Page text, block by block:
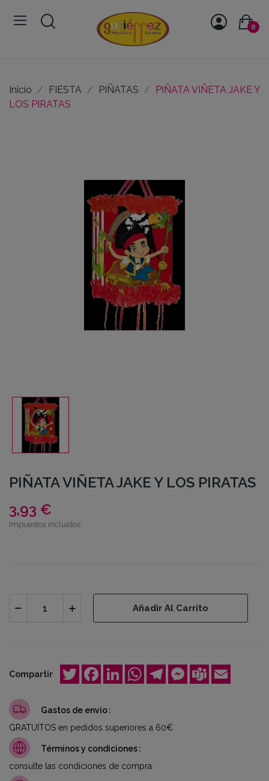
0
Inicio FIESTA PIÑATAS
PIÑATA VIÑETA JAKE Y
LOS PIRATAS
PIÑATA VIÑETA JAKE Y LOS PIRATAS
3,93 €
Impuestos incluidos
Añadir Al Carrito
Compartir TwitterFacebookLinkedInWhatsAppTelegramMessenger
Teams
Gastos de envío
GRATUITOS en pedidos superiores a 60€
Términos y condiciones
consulte las condiciones de compra